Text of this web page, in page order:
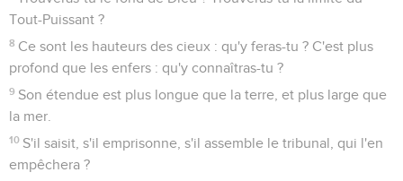
Tout-Puissant ?
8 Ce sont les hauteurs des cieux : qu'y feras-tu ? C'est plus
profond que les enfers : qu'y connaîtras-tu ?
9 Son étendue est plus longue que la terre, et plus large que
la mer.
10 S'il saisit, s'il emprisonne, s'il assemble le tribunal, qui l'en
empêchera ?